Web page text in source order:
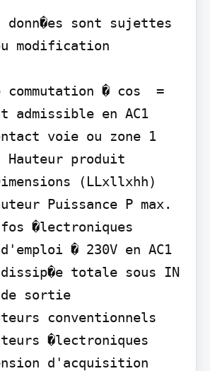
donn�es sont sujettes
modification
commutation � cos  =
admissible en AC1
voie ou zone 1
Hauteur produit
(LLxllxhh)
Puissance P max.
�lectroniques
� 230V en AC1
dissip�e totale sous IN
de sortie
conventionnels
�lectroniques
d'acquisition